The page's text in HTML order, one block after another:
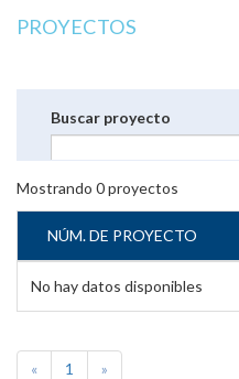
PROYECTOS
Buscar proyecto
Mostrando 0proyectos
NÚM. DE PROYECTO
No hay datos disponibles
« 1 »